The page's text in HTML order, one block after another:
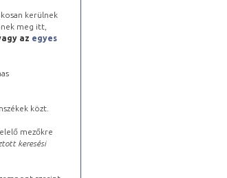
kerülnek
meg itt,
az egyes
közt.
mezőkre
keresési